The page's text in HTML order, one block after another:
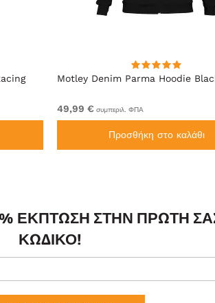
Motley Denim Parma Hoodie
49,99 € συμπεριλ. ΦΠΑ
Προσθήκη στο καλάθι
ΈΚΠΤΩΣΗ ΣΤΗΝ ΠΡΏΤΗ
ΚΩΔΙΚΌ!